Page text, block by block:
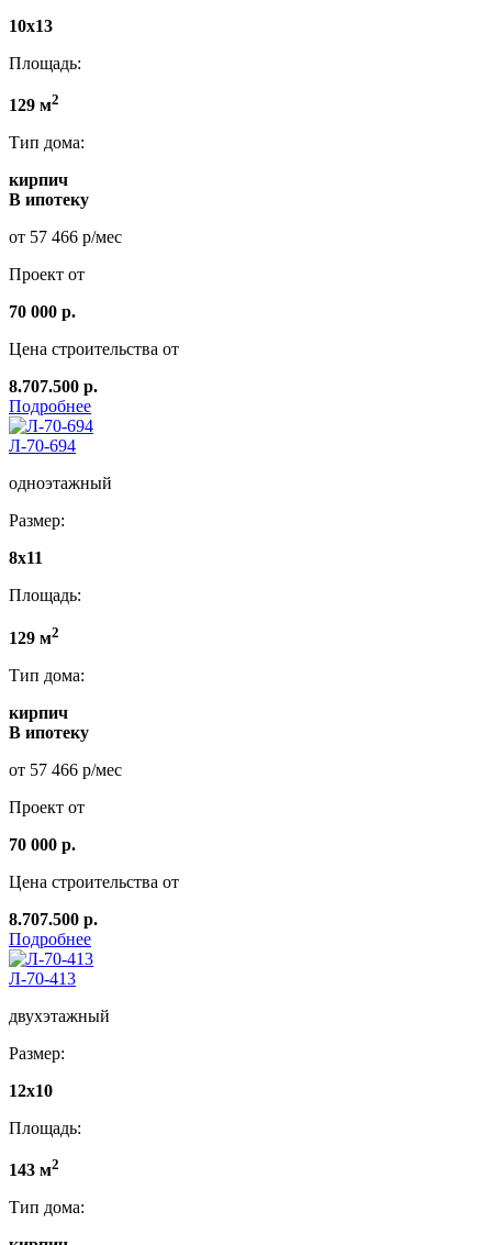
10х13
Площадь:
129 м2
Тип дома:
кирпич
В ипотеку
от 57 466 р/мес
Проект от
70 000 р.
Цена строительства от
8.707.500 р.
Подробнее
Л-70-694
одноэтажный
Размер:
8x11
Площадь:
129 м2
Тип дома:
кирпич
В ипотеку
от 57 466 р/мес
Проект от
70 000 р.
Цена строительства от
8.707.500 р.
Подробнее
Л-70-413
двухэтажный
Размер:
12х10
Площадь:
143 м2
Тип дома: